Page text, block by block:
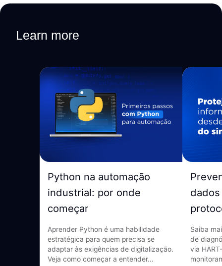
Learn more
Python na automação
industrial: por onde
começar
Aprender Python é uma habilidade
estratégica para quem precisa se
adaptar às exigências de digitalização.
Veja como começar a entender...
Saiba
de
via